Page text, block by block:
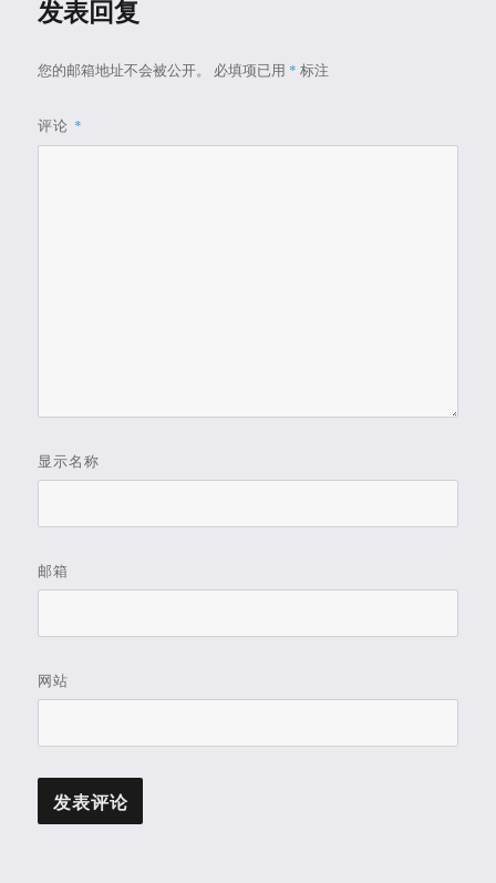
发表回复
您的邮箱地址不会被公开。 必填项已用 * 标注
评论 *
显示名称
邮箱
网站